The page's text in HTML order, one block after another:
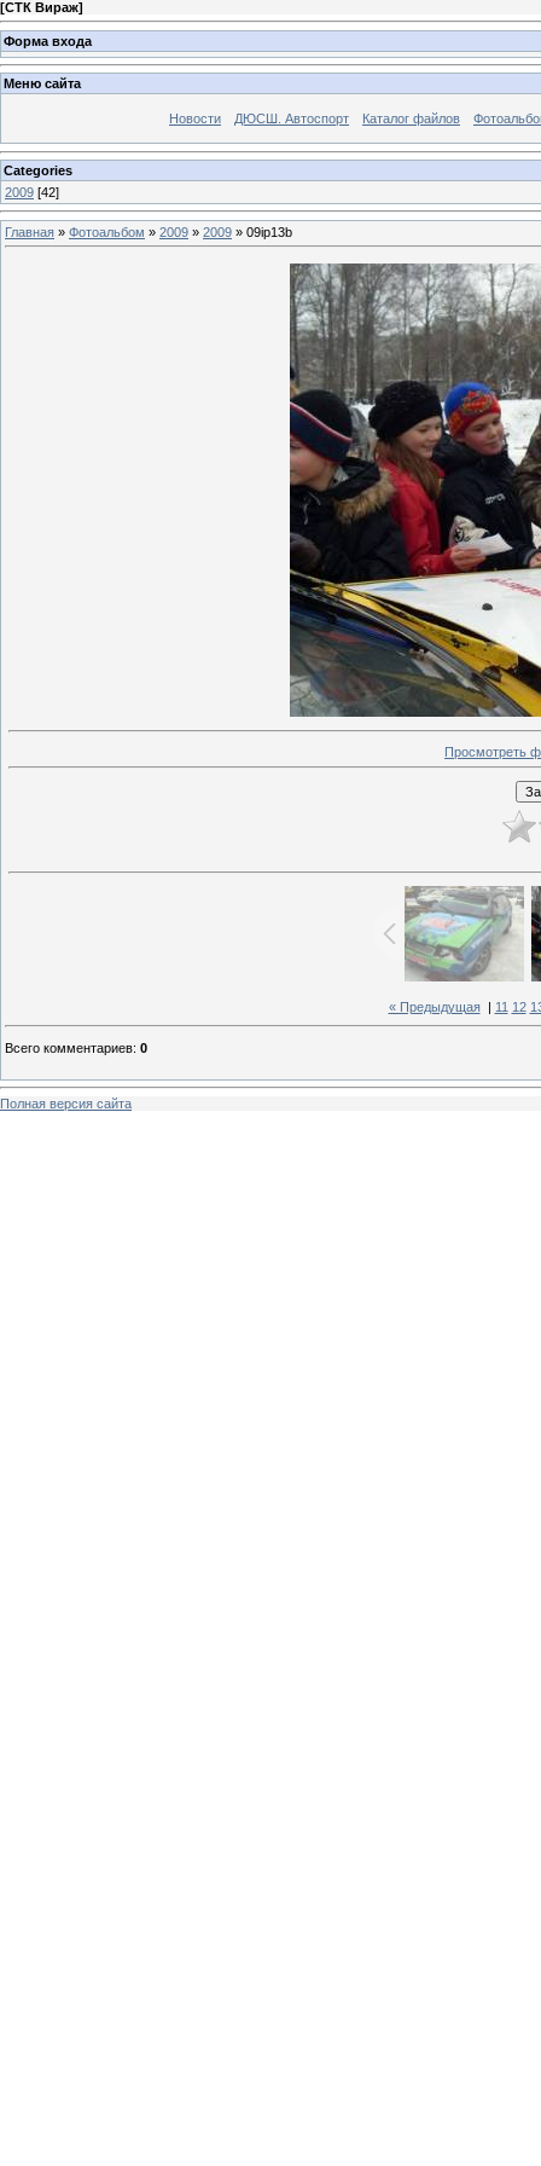
[СТК Вираж]
Форма входа
Меню сайта
Новости ДЮСШ. Автоспорт Каталог файлов
Categories
2009 [42]
Главная » Фотоальбом » 2009 » 2009 » 09ip13b
Просмотреть
« Предыдущая| 11 12
Всего комментариев: 0
Полная версия сайта